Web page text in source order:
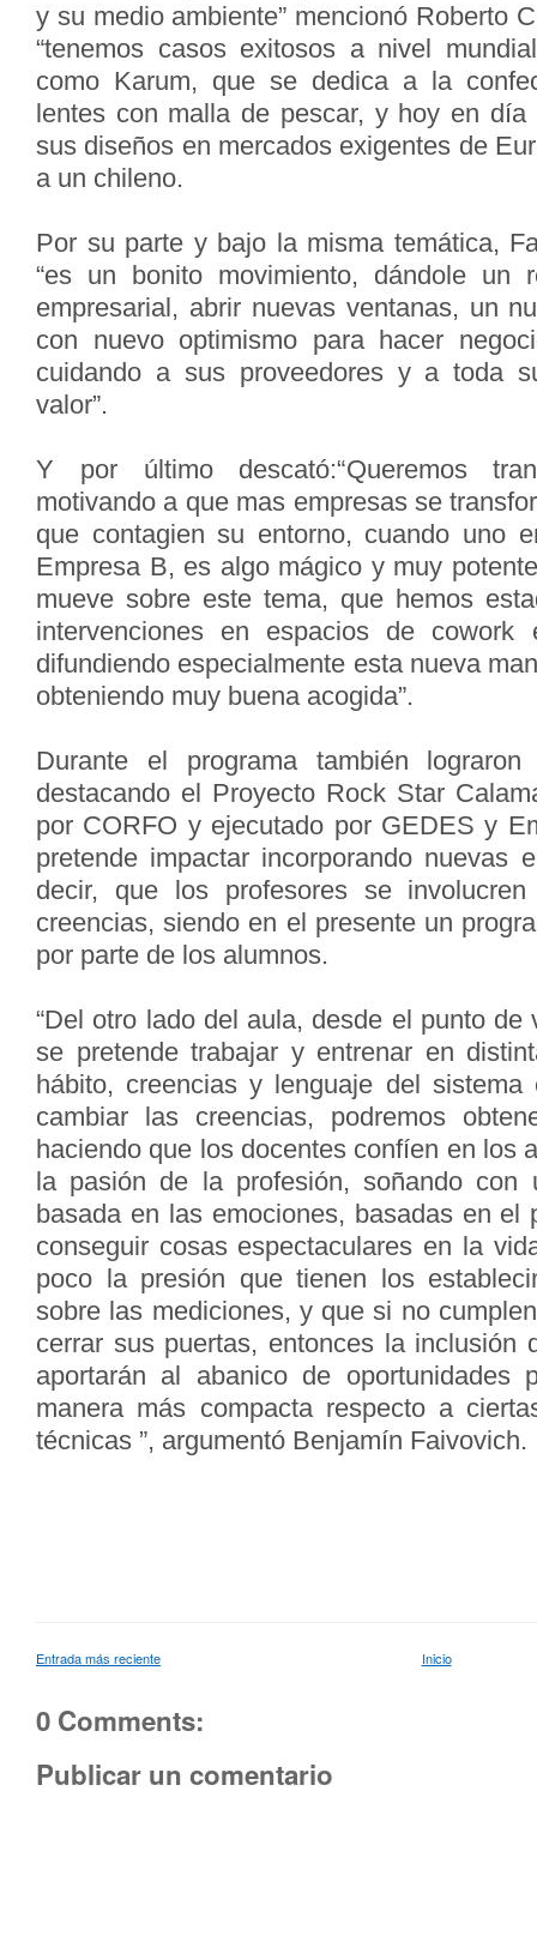
y su medio ambiente” mencionó Roberto
“tenemos casos exitosos a nivel
como Karum, que se dedica a la
lentes con malla de pescar, y hoy en día
sus diseños en mercados exigentes de
a un chileno.
Por su parte y bajo la misma temática,
“es un bonito movimiento, dándole un
empresarial, abrir nuevas ventanas, un
con nuevo optimismo para hacer
cuidando a sus proveedores y a toda
valor”.
Y por último descató:“Queremos
motivando a que mas empresas se
que contagien su entorno, cuando uno
Empresa B, es algo mágico y muy
mueve sobre este tema, que hemos
intervenciones en espacios de
difundiendo especialmente esta nueva
obteniendo muy buena acogida”.
Durante el programa también
destacando el Proyecto Rock Star
por CORFO y ejecutado por GEDES y
pretende impactar incorporando nuevas
decir, que los profesores se
creencias, siendo en el presente un
por parte de los alumnos.
“Del otro lado del aula, desde el punto de
se pretende trabajar y entrenar en
hábito, creencias y lenguaje del sistema
cambiar las creencias, podremos
haciendo que los docentes confíen en los
la pasión de la profesión, soñando con
basada en las emociones, basadas en el
conseguir cosas espectaculares en la
poco la presión que tienen los
sobre las mediciones, y que si no
cerrar sus puertas, entonces la inclusión
aportarán al abanico de oportunidades
manera más compacta respecto a
técnicas ”, argumentó Benjamín Faivovich.
Entrada más reciente Inicio
0 Comments:
Publicar un comentario